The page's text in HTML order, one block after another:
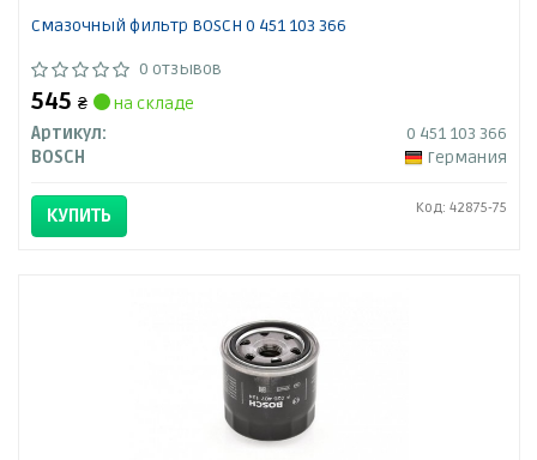
Смазочный фильтр BOSCH 0 451 103 366
0 отзывов
545 ₴
на складе
Артикул:
0 451 103 366
BOSCH
Германия
КУПИТЬ Код: 42875-75